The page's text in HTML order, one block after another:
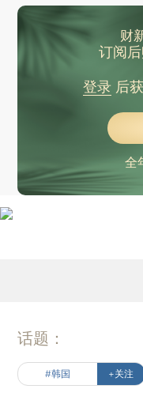
财
订阅
登录后
全
话题：
#韩国 +关注